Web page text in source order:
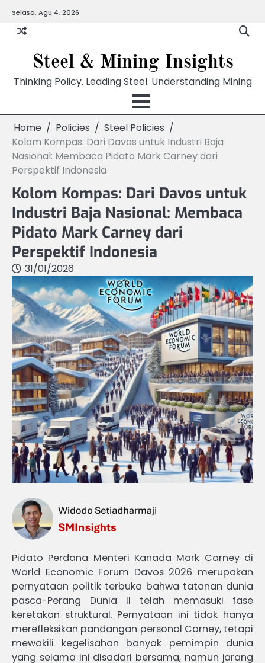
content
Selasa, Agu 4, 2026
Steel & Mining Insights
Thinking Policy. Leading Steel. Understanding Mining
Home Policies
Steel Policies
Kolom Kompas: Dari Davos untuk Industri Baja
Nasional: Membaca Pidato Mark Carney dari
Perspektif Indonesia
Kolom Kompas: Dari Davos untuk
Industri Baja Nasional: Membaca
Pidato Mark Carney dari
Perspektif Indonesia
31/01/2026
Pidato Perdana Menteri Kanada Mark Carney di
World Economic Forum Davos 2026 merupakan
pernyataan politik terbuka bahwa tatanan dunia
pasca-Perang Dunia II telah memasuki fase
keretakan struktural. Pernyataan ini tidak hanya
merefleksikan pandangan personal Carney, tetapi
mewakili kegelisahan banyak pemimpin dunia
yang selama ini disadari bersama, namun jarang